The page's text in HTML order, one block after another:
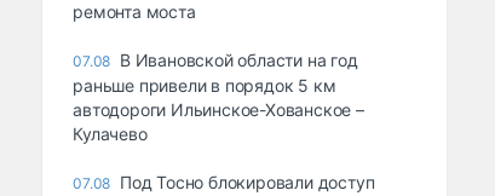
ремонта моста
07.08 В Ивановской области на год
раньше привели в порядок 5 км
автодороги Ильинское-Хованское –
Кулачево
07.08 Под Тосно блокировали доступ